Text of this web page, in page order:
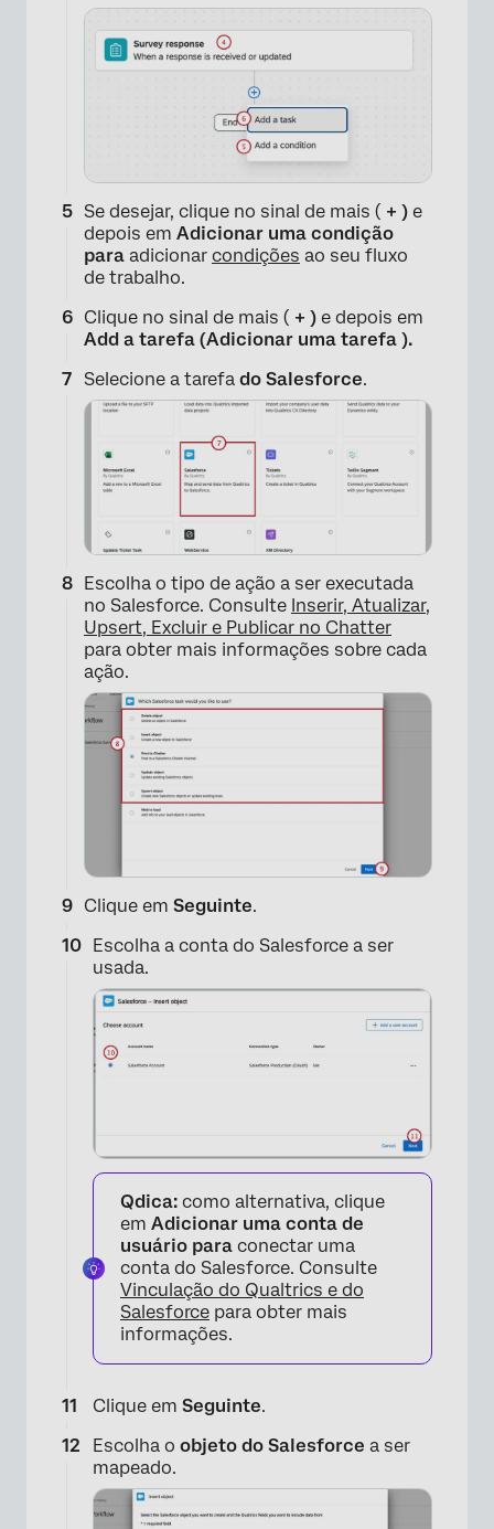
×
×
Se desejar, clique no sinal de mais ( + ) e
depois em Adicionar uma condição
para adicionar condições ao seu fluxo
de trabalho.
Clique no sinal de mais ( + ) e depois em
Add a tarefa (Adicionar uma tarefa ).
Selecione a tarefa do Salesforce.
×
Escolha o tipo de ação a ser executada
no Salesforce. Consulte Inserir, Atualizar,
Upsert, Excluir e Publicar no Chatter
para obter mais informações sobre cada
ação.
Clique em Seguinte.
Escolha a conta do Salesforce a ser
usada.
Qdica: como alternativa, clique
em Adicionar uma conta de
usuário para conectar uma
conta do Salesforce. Consulte
Vinculação do Qualtrics e do
Salesforce para obter mais
informações.
Clique em Seguinte.
Escolha o objeto do Salesforce a ser
mapeado.